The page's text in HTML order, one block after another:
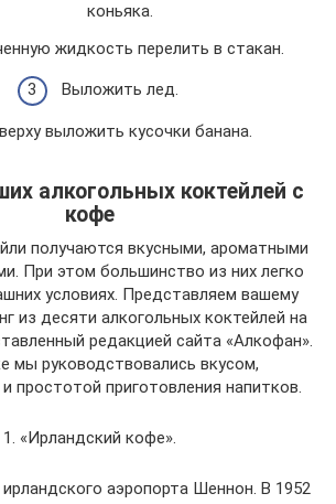
коньяка.
жидкость перелить в стакан.
Выложить лед.
выложить кусочки банана.
алкогольных коктейлей с
кофе
получаются вкусными, ароматными
При этом большинство из них легко
условиях. Представляем вашему
из десяти алкогольных коктейлей на
редакцией сайта «Алкофан».
мы руководствовались вкусом,
простотой приготовления напитков.
1. «Ирландский кофе».
аэропорта Шеннон. В 1952